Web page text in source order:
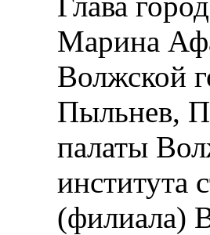
Марина
Волжской
Пыльнев,
палаты
института
(филиала)